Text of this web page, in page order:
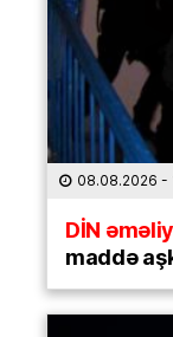
08.08.2026 -
DİN
maddə